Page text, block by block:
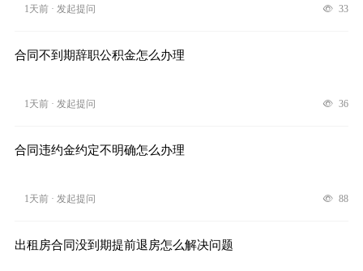
1天前 · 发起提问 33
合同不到期辞职公积金怎么办理
1天前 · 发起提问 36
合同违约金约定不明确怎么办理
1天前 · 发起提问 88
出租房合同没到期提前退房怎么解决问题